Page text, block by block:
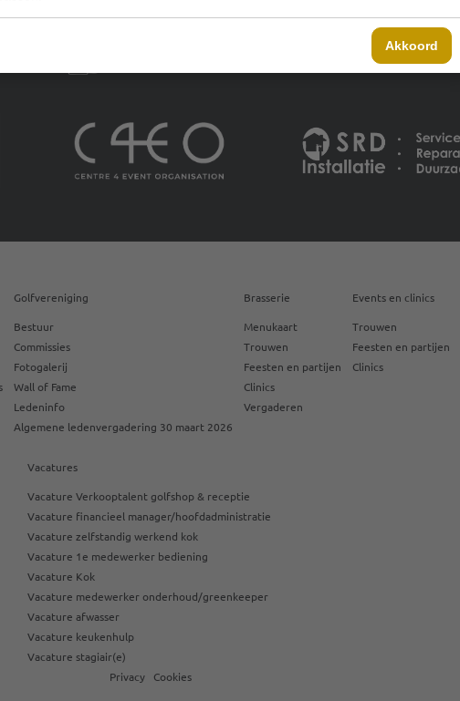
Akkoord
Golfvereniging
Bestuur
Commissies
Fotogalerij
Wall of Fame
Ledeninfo
Algemene ledenvergadering 30 maart 2026
Brasserie
Menukaart
Trouwen
Feesten en partijen
Clinics
Vergaderen
Events en clinics
Trouwen
Feesten en partijen
Clinics
Vacatures
Vacature Verkooptalent golfshop & receptie
Vacature financieel manager/hoofdadministratie
Vacature zelfstandig werkend kok
Vacature 1e medewerker bediening
Vacature Kok
Vacature medewerker onderhoud/greenkeeper
Vacature afwasser
Vacature keukenhulp
Vacature stagiair(e)
Privacy
Cookies